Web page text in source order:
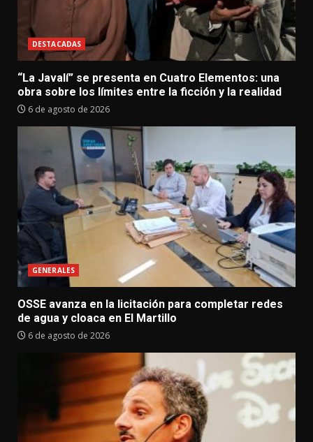
DESTACADAS
“La Javalí” se presenta en Cuatro Elementos: una
obra sobre los límites entre la ficción y la realidad
6 de agosto de 2026
GENERALES
OSSE avanza en la licitación para completar redes
de agua y cloaca en El Martillo
6 de agosto de 2026